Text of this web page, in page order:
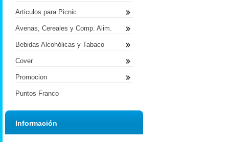
Articulos para Picnic
Avenas, Cereales y Comp. Alim.
Bebidas Alcohólicas y Tabaco
Cover
Promocion
Puntos Franco
Información